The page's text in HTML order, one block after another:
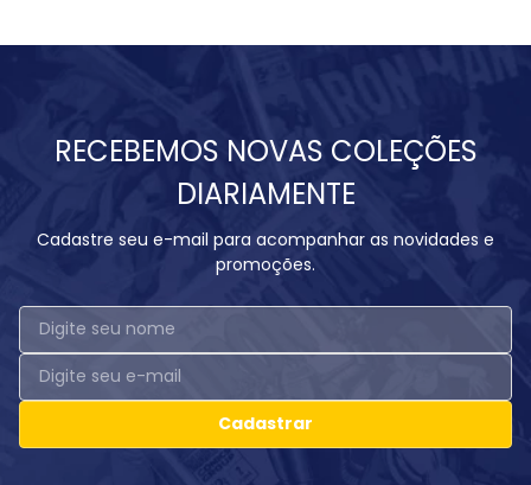
RECEBEMOS NOVAS COLEÇÕES
DIARIAMENTE
Cadastre seu e-mail para acompanhar as novidades e
promoções.
Cadastrar